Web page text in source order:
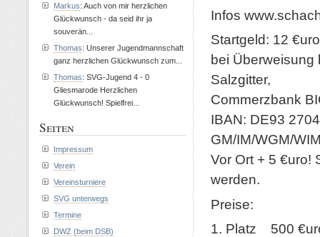
Infos
Startgeld: 12
bei Überweisung
Salzgitter,
Commerzbank
IBAN: DE93
GM/IM/WGM/
Vor Ort + 5 €uro!
werden.
Preise:
1. Platz 500
Markus: Auch von mir herzlichen
Glückwunsch - da seid ihr ja
souverän...
Thomas: Unserer Jugendmannschaft
ganz herzlichen Glückwunsch zum...
Thomas: SVG-Jugend 4 - 0
Gliesmarode Herzlichen
Glückwunsch! Spielfrei...
Seiten
Impressum
Verein
Vereinsturniere
SVG unterwegs
Termine
DWZ (beim DSB)